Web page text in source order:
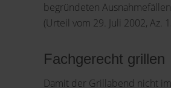
begründeten
(Urteil vom 29. Juli 2002, Az.
Fachgerecht grillen
Damit der Grillabend nicht